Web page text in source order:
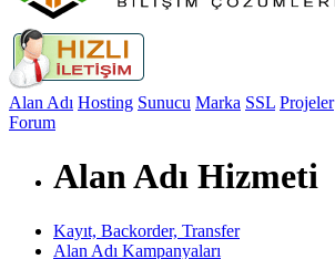
Alan Adı Hosting Sunucu Marka SSL Projeler
Forum
Alan Adı Hizmeti
Kayıt, Backorder, Transfer
Alan Adı Kampanyaları